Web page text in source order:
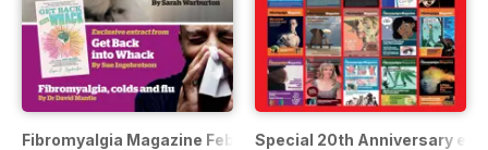
Fibromyalgia Magazine February 2020Special 20th Anniversary